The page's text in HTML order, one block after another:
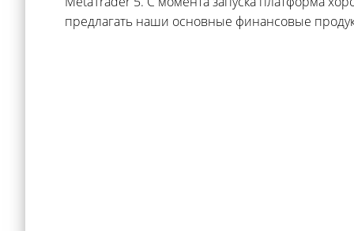
предлагать наши основные финансовые